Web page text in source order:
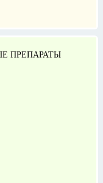
ПРЕПАРАТЫ